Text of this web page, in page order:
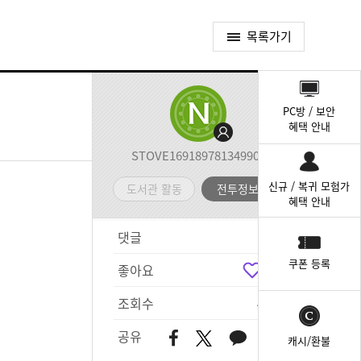
목록가기
STOVE169189781349900
도서관 활동 전투정보실
댓글
좋아요
조회수
493
공유
PC방 / 보안
혜택 안내
신규 / 복귀 모험가
혜택 안내
쿠폰 등록
캐시/환불